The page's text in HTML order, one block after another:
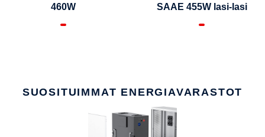
460W
SAAE 455W lasi-lasi
SUOSITUIMMAT ENERGIAVARASTOT